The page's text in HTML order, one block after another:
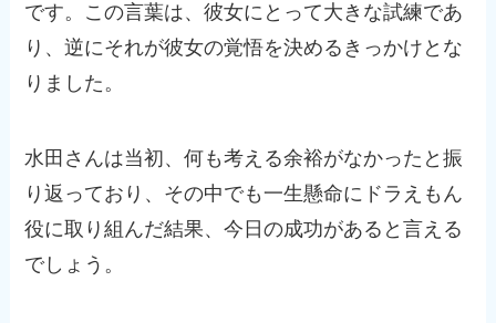
です。この言葉は、彼女にとって大きな試練であ
り、逆にそれが彼女の覚悟を決めるきっかけとな
りました。
水田さんは当初、何も考える余裕がなかったと振
り返っており、その中でも一生懸命にドラえもん
役に取り組んだ結果、今日の成功があると言える
でしょう。